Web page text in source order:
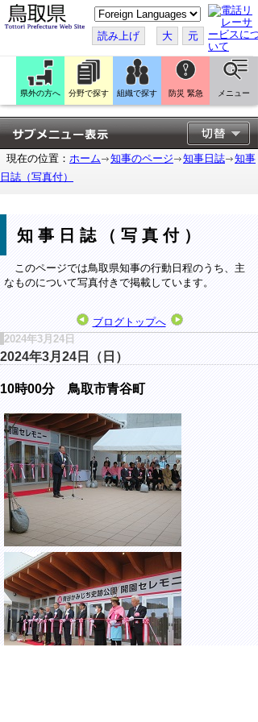
こ
の
ペ
ー
ジ
翻
訳
す
る
読み上げ 大 元
県外の方へ 分野で探す 組織で探す 防災 緊急 メニュー
現在の位置： ホーム 知事のページ 知事日誌
知事
日誌（写真付）
知事日誌（写真付）
このページでは鳥取県知事の行動日程のうち、主
なものについて写真付きで掲載しています。
ブログトップへ
2024年3月24日
2024年3月24日（日）
10時00分 鳥取市青谷町